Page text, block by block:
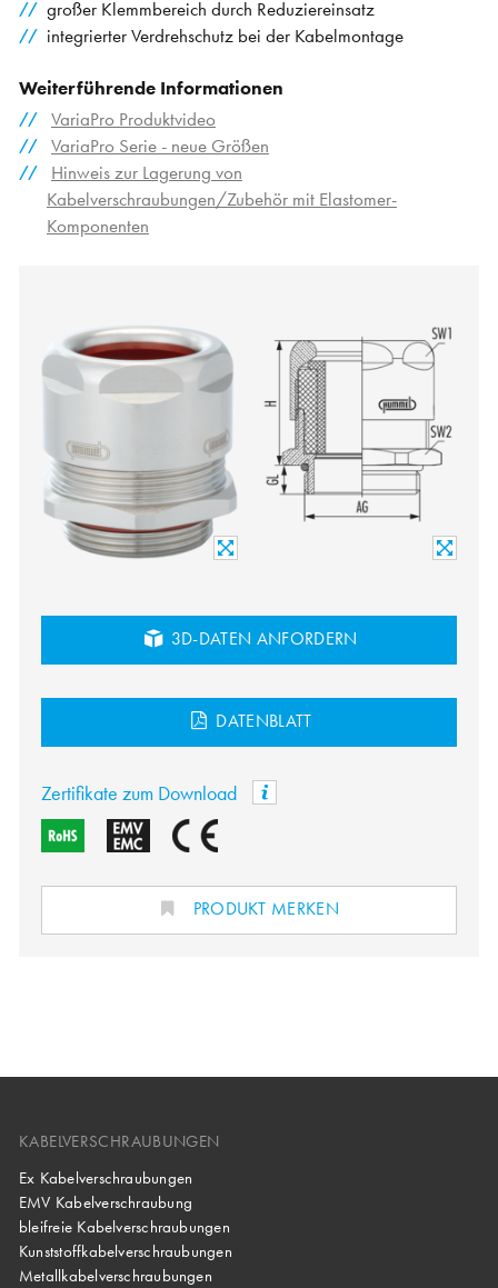
großer Klemmbereich durch Reduziereinsatz
integrierter Verdrehschutz bei der Kabelmontage
Weiterführende Informationen
VariaPro Produktvideo
VariaPro Serie - neue Größen
Hinweis zur Lagerung von
Kabelverschraubungen/Zubehör mit Elastomer-
Komponenten
3D-DATEN ANFORDERN
DATENBLATT
Zertifikate zum Download
PRODUKT MERKEN
KABELVERSCHRAUBUNGEN
Ex Kabelverschraubungen
EMV Kabelverschraubung
bleifreie Kabelverschraubungen
Kunststoffkabelverschraubungen
Metallkabelverschraubungen